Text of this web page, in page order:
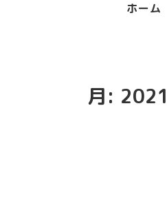
ホーム
月: